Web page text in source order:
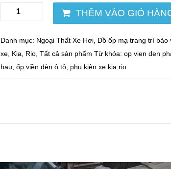
THÊM VÀO GIỎ
Danh mục: Ngoại Thất Xe Hơi ,Đồ ốp mạ trang trí bảo
xe Kia Rio ,Tất cả sản phẩm Từ khóa:op vien den
hau ,ốp viền đèn ô tô phụ kiện xe kia rio